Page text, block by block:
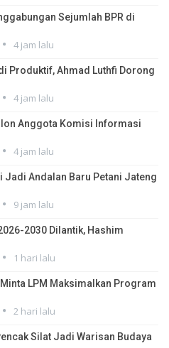
Sejumlah BPR di
4 jam lalu
Produktif, Ahmad Luthfi Dorong
4 jam lalu
Anggota Komisi Informasi
4 jam lalu
Jadi Andalan Baru Petani Jateng
9 jam lalu
2030 Dilantik, Hashim
1 hari lalu
LPM Maksimalkan Program
2 hari lalu
Silat Jadi Warisan Budaya